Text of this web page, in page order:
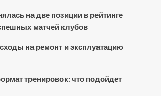
на две позиции в рейтинге
матчей клубов
на ремонт и эксплуатацию
тренировок: что подойдет